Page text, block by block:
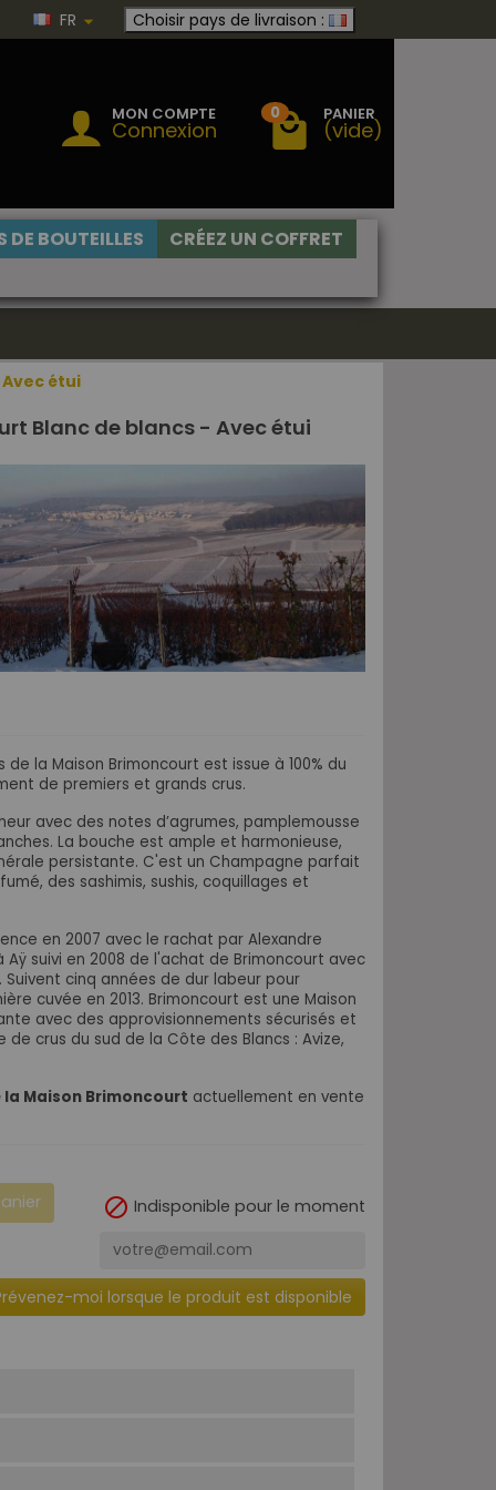
FR Choisir pays de livraison :
MON COMPTE
Connexion
0 PANIER
(vide)
BOUTEILLES CRÉEZ UN COFFRET
étui
Blanc de blancs - Avec étui
la Maison Brimoncourt est issue à 100% du
de premiers et grands crus.
avec des notes d’agrumes, pamplemousse
La bouche est ample et harmonieuse,
persistante. C'est un Champagne parfait
des sashimis, sushis, coquillages et
en 2007 avec le rachat par Alexandre
suivi en 2008 de l'achat de Brimoncourt avec
Suivent cinq années de dur labeur pour
cuvée en 2013. Brimoncourt est une Maison
avec des approvisionnements sécurisés et
crus du sud de la Côte des Blancs : Avize,
Maison Brimoncourt actuellement en vente
 Indisponible pour le moment
moi lorsque le produit est disponible